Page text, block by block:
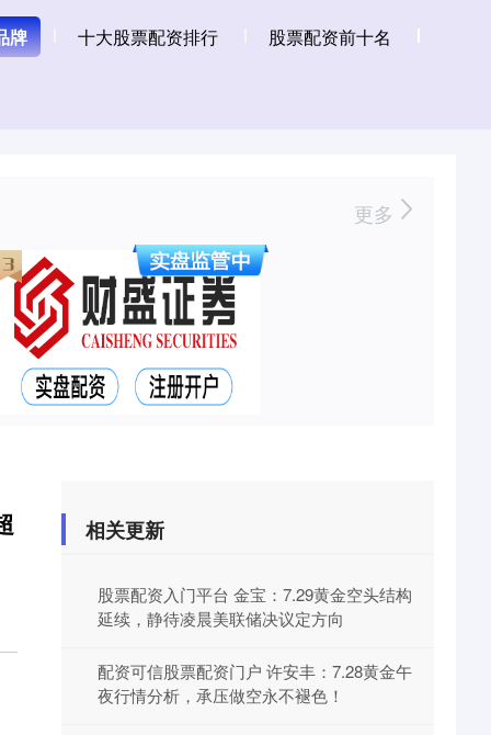
牌 十大股票配资排行 股票配资前十名
更多
相关更新
股票配资入门平台 金宝：7.29黄金空头结构
延续，静待凌晨美联储决议定方向
配资可信股票配资门户 许安丰：7.28黄金午
夜行情分析，承压做空永不褪色！